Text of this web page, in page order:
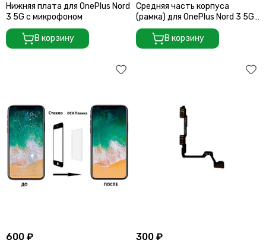
Нижняя плата для OnePlus Nord
3 5G с микрофоном
В корзину
Средняя часть корпуса
(рамка) для OnePlus Nord 3 5G
зелёный (Misty Green)
В корзину
600 ₽ 300 ₽